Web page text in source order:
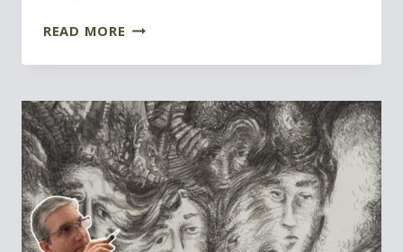
READ MORE COMO
DIBUJOS
CON
PLUMILLA
Y
ACUARELA
2